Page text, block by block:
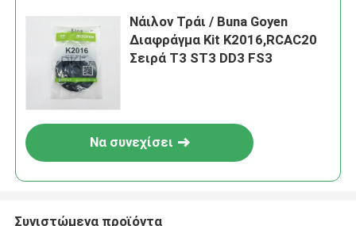
Νάιλον Τράι / Buna Goyen
Διαφράγμα Kit K2016,RCAC20
Σειρά T3 ST3 DD3 FS3
Να συνεχίσει
Συνιστώμενα προϊόντα